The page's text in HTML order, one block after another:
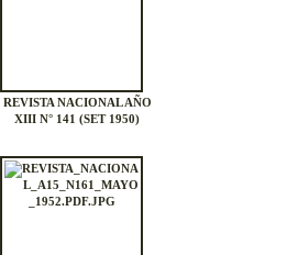
REVISTA NACIONAL AÑO
XIII N° 141 (SET 1950)